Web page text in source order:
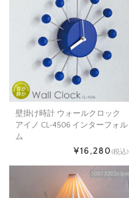
壁掛け時計 ウォールクロック
アイノ CL-4506 インターフォル
ム
¥16,280(税込)